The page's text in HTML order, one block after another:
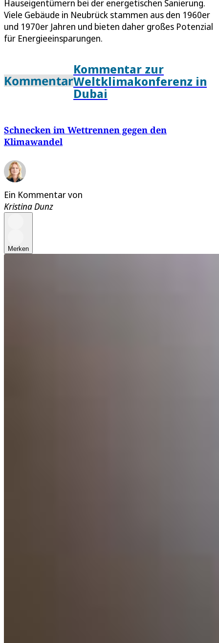
Hauseigentümern bei der energetischen Sanierung.
Viele Gebäude in Neubrück stammen aus den 1960er
und 1970er Jahren und bieten daher großes Potenzial
für Energieeinsparungen.
Kommentar
Kommentar zur
Weltklimakonferenz in
Dubai
Schnecken im Wettrennen gegen den
Klimawandel
Ein Kommentar von
Kristina Dunz
Merken